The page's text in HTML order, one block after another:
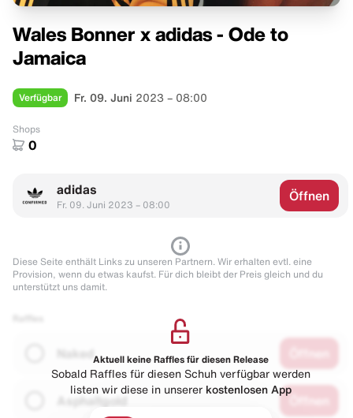
Wales Bonner x adidas - Ode to
Jamaica
Verfügbar Fr. 09. Juni 2023 – 08:00
Shops
0
adidas
Fr. 09. Juni 2023 – 08:00
Öffnen
Diese Seite enthält Links zu unseren Partnern. Wir erhalten evtl. eine
Provision, wenn du etwas kaufst. Für dich bleibt der Preis gleich und du
unterstützt uns damit.
Naked
Asphaltgold
Aktuell keine Raffles für diesen Release
Sobald Raffles für diesen Schuh verfügbar werden
listen wir diese in unserer kostenlosen App